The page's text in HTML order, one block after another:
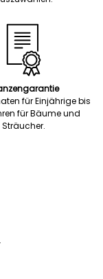
für Einjährige bis
für Bäume und
Sträucher.